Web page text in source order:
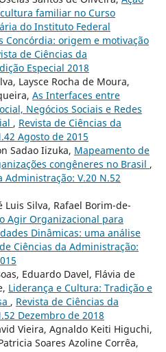
familiar no Curso
do Instituto Federal
Concórdia: origem e motivação
de Ciências da
Especial 2018
Laysce Rocha de Moura,
As Interfaces entre
Negócios Sociais e Redes
, Revista de Ciências da
Agosto de 2015
Sadao Iizuka, Mapeamento de
congêneres no Brasil ,
Administração: V.20 N.52
Silva, Rafael Borim-de-
Agir Organizacional para
Dinâmicas: uma análise
Ciências da Administração:
Eduardo Davel, Flávia de
Liderança e Cultura: Tradição e
, Revista de Ciências da
Dezembro de 2018
Vieira, Agnaldo Keiti Higuchi,
Soares Azoline Corrêa,